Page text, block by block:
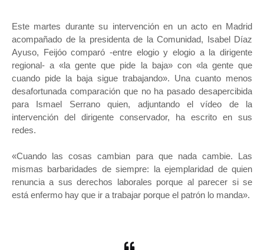
Este martes durante su intervención en un acto en Madrid
acompañado de la presidenta de la Comunidad, Isabel Díaz
Ayuso, Feijóo comparó -entre elogio y elogio a la dirigente
regional- a «la gente que pide la baja» con «la gente que
cuando pide la baja sigue trabajando». Una cuanto menos
desafortunada comparación que no ha pasado desapercibida
para Ismael Serrano quien, adjuntando el vídeo de la
intervención del dirigente conservador, ha escrito en sus
redes.
«Cuando las cosas cambian para que nada cambie. Las
mismas barbaridades de siempre: la ejemplaridad de quien
renuncia a sus derechos laborales porque al parecer si se
está enfermo hay que ir a trabajar porque el patrón lo manda».